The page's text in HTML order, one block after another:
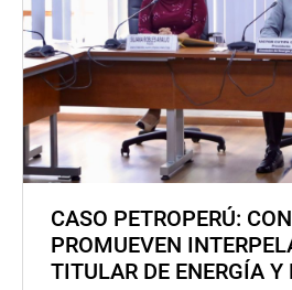
CASO PETROPERÚ:
PROMUEVEN
TITULAR DE ENERGÍA